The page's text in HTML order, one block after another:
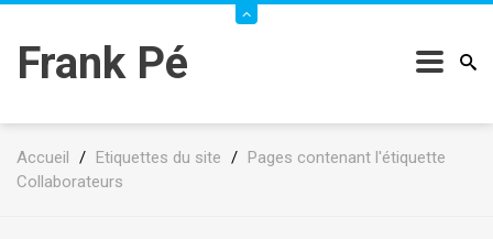
Frank Pé
Accueil / Etiquettes du site / Pages contenant l'étiquette
Collaborateurs